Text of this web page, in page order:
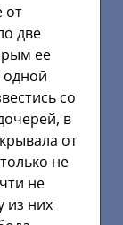
от
две
ее
со
в
от
не
не
из них